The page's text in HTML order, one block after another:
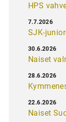
HPS
SJK-
7.7.2026
Naiset
30.6.2026
28.6.2026
Naiset
22.6.2026